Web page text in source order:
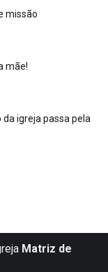
missão
mãe!
igreja passa pela
Matriz de